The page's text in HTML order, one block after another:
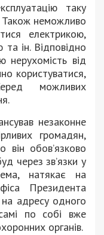
таку
Також неможливо
електрикою,
та ін. Відповідно
від
користуватися,
можливих
незаконне
громадян,
він обовʼязково
через звʼязки у
натякає на
Президента
на адресу одного
по собі вже
органів.